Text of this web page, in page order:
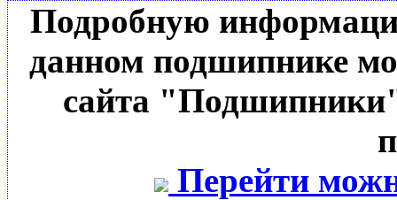
Подробную
данном подшипнике
сайта
Перейти